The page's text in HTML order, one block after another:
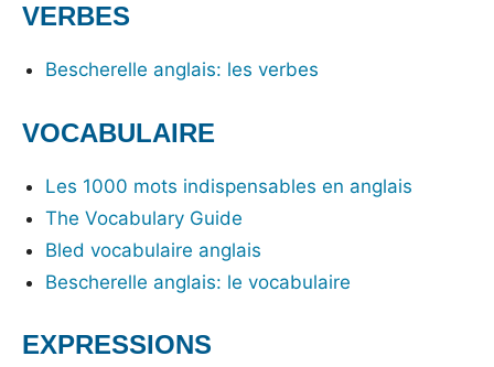
VERBES
Bescherelle anglais: les verbes
VOCABULAIRE
Les 1000 mots indispensables en anglais
The Vocabulary Guide
Bled vocabulaire anglais
Bescherelle anglais: le vocabulaire
EXPRESSIONS